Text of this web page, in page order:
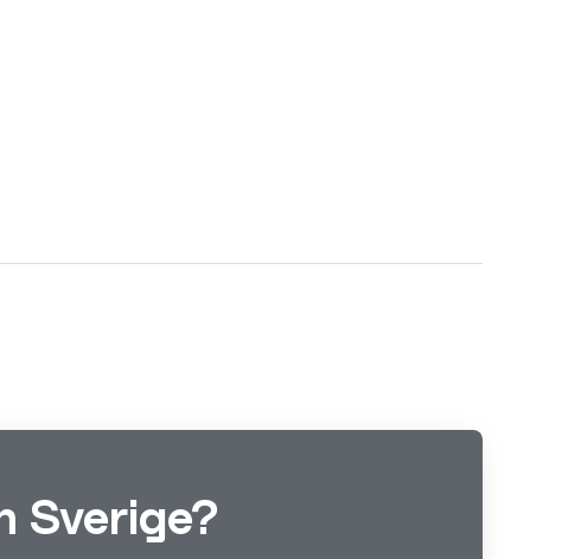
Sverige?